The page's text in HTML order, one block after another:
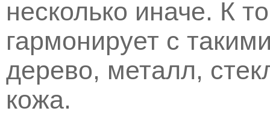
несколько иначе. К
гармонирует с
дерево, металл,
кожа.